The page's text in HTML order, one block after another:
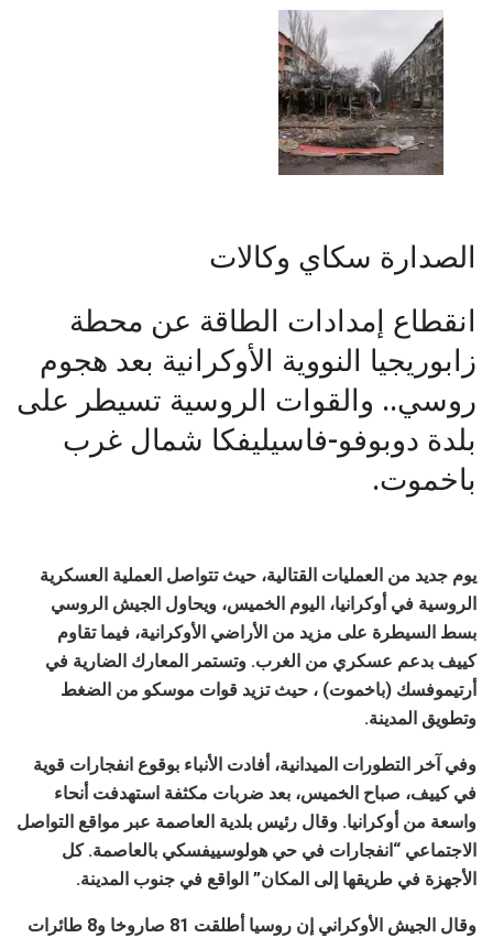
الصدارة سكاي وكالات
انقطاع إمدادات الطاقة عن محطة
زابوريجيا النووية الأوكرانية بعد هجوم
روسي.. والقوات الروسية تسيطر على
بلدة دوبوفو-فاسيليفكا شمال غرب
باخموت.
يوم جديد من العمليات القتالية، حيث تتواصل العملية العسكرية
الروسية في أوكرانيا، اليوم الخميس، ويحاول الجيش الروسي
بسط السيطرة على مزيد من الأراضي الأوكرانية، فيما تقاوم
كييف بدعم عسكري من الغرب. وتستمر المعارك الضارية في
أرتيموفسك (باخموت) ، حيث تزيد قوات موسكو من الضغط
وتطويق المدينة.
وفي آخر التطورات الميدانية، أفادت الأنباء بوقوع انفجارات قوية
في كييف، صباح الخميس، بعد ضربات مكثفة استهدفت أنحاء
واسعة من أوكرانيا. وقال رئيس بلدية العاصمة عبر مواقع التواصل
الاجتماعي “انفجارات في حي هولوسييفسكي بالعاصمة. كل
الأجهزة في طريقها إلى المكان” الواقع في جنوب المدينة.
وقال الجيش الأوكراني إن روسيا أطلقت 81 صاروخا و8 طائرات